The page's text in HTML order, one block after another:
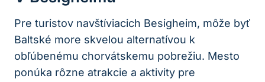
Pre turistov navštíviacich Besigheim, môže byť
Baltské more skvelou alternatívou k
obľúbenému chorvátskemu pobrežiu. Mesto
ponúka rôzne atrakcie a aktivity pre